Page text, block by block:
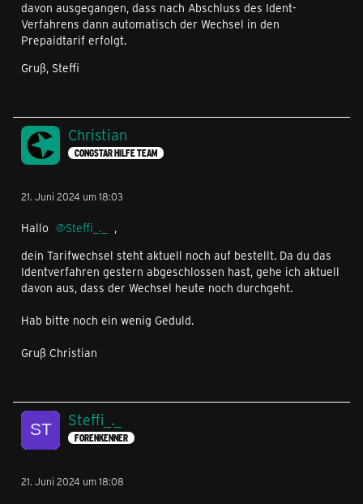
davon ausgegangen, dass nach Abschluss des Ident-
Verfahrens dann automatisch der Wechsel in den
Prepaidtarif erfolgt.
Gruß, Steffi
Christian
CONGSTAR HILFE TEAM
21. Juni 2024 um 18:03
Hallo Steffi_._
,
dein Tarifwechsel steht aktuell noch auf bestellt. Da du das
Identverfahren gestern abgeschlossen hast, gehe ich aktuell
davon aus, dass der Wechsel heute noch durchgeht.
Hab bitte noch ein wenig Geduld.
Gruß Christian
Steffi_._
FORENKENNER
21. Juni 2024 um 18:08